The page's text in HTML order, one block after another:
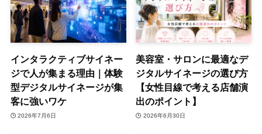
インタラクティブサイネー
ジで人が集まる理由｜体験
型デジタルサイネージが集
客に強いワケ
2026年7月6日
美容室・サロンに最適なデ
ジタルサイネージの選び方
【女性目線で考える店舗演
出のポイント】
2026年6月30日